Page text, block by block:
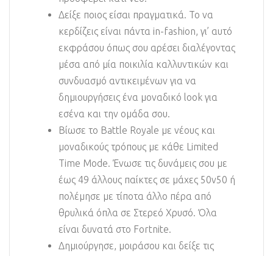
Δείξε ποιος είσαι πραγματικά. Το να
κερδίζεις είναι πάντα in-fashion, γι’ αυτό
εκφράσου όπως σου αρέσει διαλέγοντας
μέσα από μία ποικιλία καλλυντικών και
συνδυασμό αντικειμένων για να
δημιουργήσεις ένα μοναδικό look για
εσένα και την ομάδα σου.
Βίωσε το Battle Royale με νέους και
μοναδικούς τρόπους με κάθε Limited
Time Mode. Ένωσε τις δυνάμεις σου με
έως 49 άλλους παίκτες σε μάχες 50v50 ή
πολέμησε με τίποτα άλλο πέρα από
θρυλικά όπλα σε Στερεό Χρυσό. Όλα
είναι δυνατά στο Fortnite.
Δημιούργησε, μοιράσου και δείξε τις